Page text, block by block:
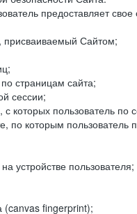
предоставляет
присваиваемый Сайтом;
страницам сайта;
сессии;
которых пользователь по
по которым пользователь
устройстве пользователя;
(canvas fingerprint);